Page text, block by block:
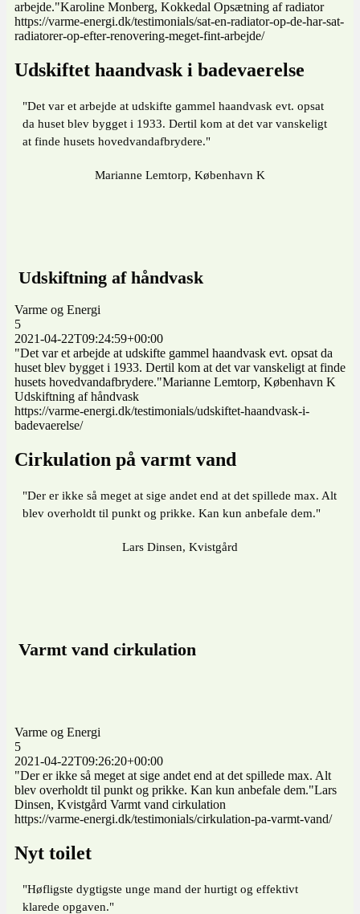
arbejde."Karoline Monberg, Kokkedal Opsætning af radiator
https://varme-energi.dk/testimonials/sat-en-radiator-op-de-har-sat-
radiatorer-op-efter-renovering-meget-fint-arbejde/
Udskiftet haandvask i badevaerelse
"Det var et arbejde at udskifte gammel haandvask evt. opsat
da huset blev bygget i 1933. Dertil kom at det var vanskeligt
at finde husets hovedvandafbrydere."
Marianne Lemtorp, København K
Udskiftning af håndvask
Varme og Energi
5
2021-04-22T09:24:59+00:00
"Det var et arbejde at udskifte gammel haandvask evt. opsat da
huset blev bygget i 1933. Dertil kom at det var vanskeligt at finde
husets hovedvandafbrydere."Marianne Lemtorp, København K
Udskiftning af håndvask
https://varme-energi.dk/testimonials/udskiftet-haandvask-i-
badevaerelse/
Cirkulation på varmt vand
"Der er ikke så meget at sige andet end at det spillede max. Alt
blev overholdt til punkt og prikke. Kan kun anbefale dem."
Lars Dinsen, Kvistgård
Varmt vand cirkulation
Varme og Energi
5
2021-04-22T09:26:20+00:00
"Der er ikke så meget at sige andet end at det spillede max. Alt
blev overholdt til punkt og prikke. Kan kun anbefale dem."Lars
Dinsen, Kvistgård Varmt vand cirkulation
https://varme-energi.dk/testimonials/cirkulation-pa-varmt-vand/
Nyt toilet
"Høfligste dygtigste unge mand der hurtigt og effektivt
klarede opgaven."